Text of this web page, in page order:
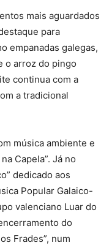
mais aguardados
para
empanadas galegas,
o arroz do pingo
continua com a
a tradicional
música ambiente e
Capela”. Já no
dedicado aos
Popular Galaico-
valenciano Luar do
do
Frades”, num